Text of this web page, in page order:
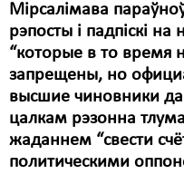
Мірсалімава
рэпосты і падпіскі
“которые в то время
запрещены, но
высшие чиновники
цалкам рэзонна
жаданнем “свести
политическими